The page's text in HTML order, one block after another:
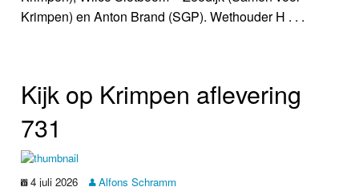
Krimpen) en Anton Brand (SGP). Wethouder H . . .
Kijk op Krimpen aflevering
731
4 juli 2026 Alfons Schramm